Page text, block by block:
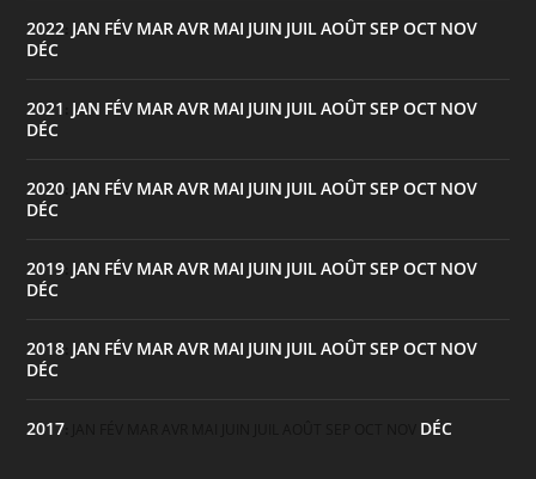
2022 JAN FÉV MARAVR MAI JUIN JUILAOÛTSEP OCT NOV
DÉC
2021 JAN FÉV MARAVR MAI JUIN JUILAOÛTSEP OCT NOV
DÉC
2020 JAN FÉV MARAVR MAI JUIN JUILAOÛTSEP OCT NOV
DÉC
2019 JAN FÉV MARAVR MAI JUIN JUILAOÛTSEP OCT NOV
DÉC
2018 JAN FÉV MARAVR MAI JUIN JUILAOÛTSEP OCT NOV
DÉC
2017 DÉC